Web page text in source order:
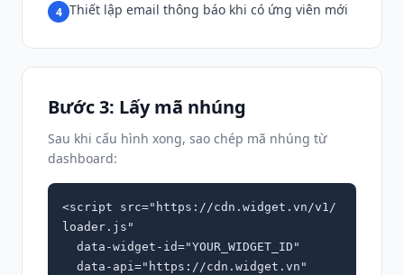
4 Thiết lập email thông báo khi có ứng viên mới
Bước 3: Lấy mã nhúng
Sau khi cấu hình xong, sao chép mã nhúng từ
dashboard:
<script src="https://cdn.widget.vn/v1/
loader.js"